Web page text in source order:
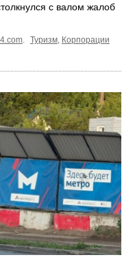
с валом жалоб
. Туризм, Корпорации